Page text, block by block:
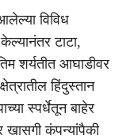
विविध
टाटा,
शर्यतीत आघाडीवर
हिंदुस्तान
स्पर्धेतून बाहेर
कंपन्यांपैकी